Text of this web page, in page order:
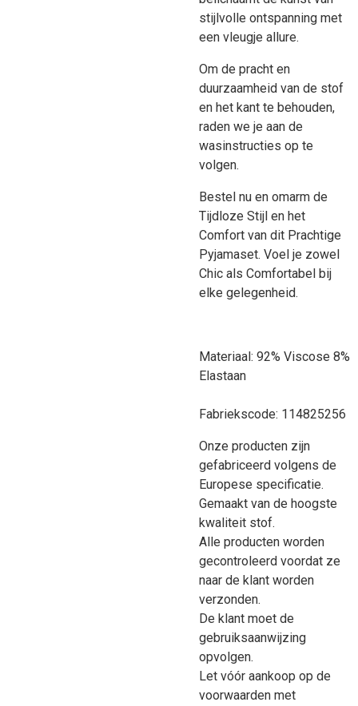
stijlvolle ontspanning met
een vleugje allure.
Om de pracht en
duurzaamheid van de stof
en het kant te behouden,
raden we je aan de
wasinstructies op te
volgen.
Bestel nu en omarm de
Tijdloze Stijl en het
Comfort van dit Prachtige
Pyjamaset. Voel je zowel
Chic als Comfortabel bij
elke gelegenheid.
Materiaal: 92% Viscose 8%
Elastaan
Fabriekscode: 114825256
Onze producten zijn
gefabriceerd volgens de
Europese specificatie.
Gemaakt van de hoogste
kwaliteit stof.
Alle producten worden
gecontroleerd voordat ze
naar de klant worden
verzonden.
De klant moet de
gebruiksaanwijzing
opvolgen.
Let vóór aankoop op de
voorwaarden met